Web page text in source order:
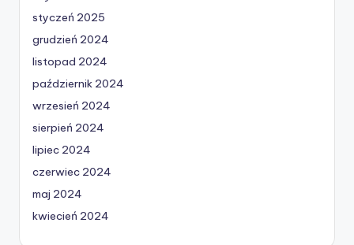
styczeń 2025
grudzień 2024
listopad 2024
październik 2024
wrzesień 2024
sierpień 2024
lipiec 2024
czerwiec 2024
maj 2024
kwiecień 2024